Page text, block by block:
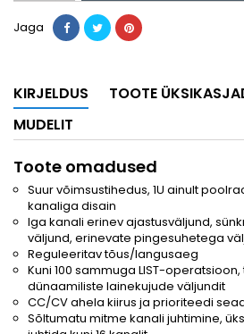
Jaga
KIRJELDUS TOOTE
MUDELIT
Toote omadused
Suur võimsustihedus, 1U ainult
kanaliga disain
Iga kanali erinev ajastusväljund,
väljund, erinevate pingesuhetega
Reguleeritav tõus/langusaeg
Kuni 100 sammuga LIST-
dünaamiliste lainekujude väljundit
CC/CV ahela kiirus ja prioriteedi
Sõltumatu mitme kanali juhtimine,